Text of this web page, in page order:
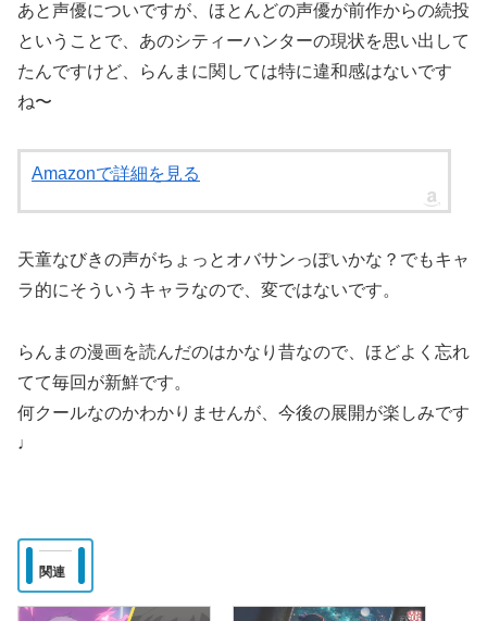
あと声優についですが、ほとんどの声優が前作からの続投
ということで、あのシティーハンターの現状を思い出して
たんですけど、らんまに関しては特に違和感はないです
ね〜
Amazonで詳細を見る
天童なびきの声がちょっとオバサンっぽいかな？でもキャ
ラ的にそういうキャラなので、変ではないです。
らんまの漫画を読んだのはかなり昔なので、ほどよく忘れ
てて毎回が新鮮です。
何クールなのかわかりませんが、今後の展開が楽しみです
♩
関連